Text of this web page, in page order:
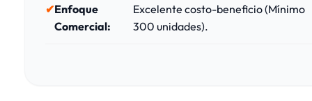
Enfoque
Comercial:
Excelente costo-beneficio (Mínimo
300 unidades).